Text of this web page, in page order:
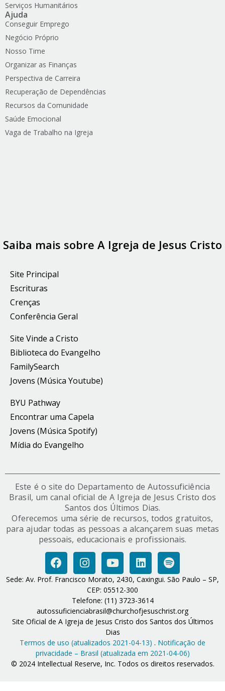
Serviços Humanitários
Ajuda
Conseguir Emprego
Negócio Próprio
Nosso Time
Organizar as Finanças
Perspectiva de Carreira
Recuperação de Dependências
Recursos da Comunidade
Saúde Emocional
Vaga de Trabalho na Igreja
Saiba mais sobre A Igreja de Jesus Cristo
Site Principal
Escrituras
Crenças
Conferência Geral
Site Vinde a Cristo
Biblioteca do Evangelho
FamilySearch
Jovens (Música Youtube)
BYU Pathway
Encontrar uma Capela
Jovens (Música Spotify)
Mídia do Evangelho
Este é o site do Departamento de Autossuficiência
Brasil, um canal oficial de A Igreja de Jesus Cristo dos
Santos dos Últimos Dias.
Oferecemos uma série de recursos, todos gratuitos,
para ajudar todas as pessoas a alcançarem suas metas
pessoais, educacionais e profissionais.
Sede: Av. Prof. Francisco Morato, 2430, Caxingui. São Paulo – SP,
CEP: 05512-300
Telefone: (11) 3723-3614
autossuficienciabrasil@churchofjesuschrist.org
Site Oficial de A Igreja de Jesus Cristo dos Santos dos Últimos
Dias
Termos de uso (atualizados 2021-04-13) . Notificação de
privacidade – Brasil (atualizada em 2021-04-06)
© 2024 Intellectual Reserve, Inc. Todos os direitos reservados.